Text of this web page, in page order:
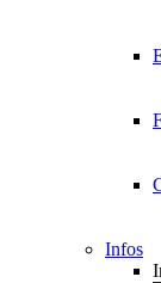
Infos